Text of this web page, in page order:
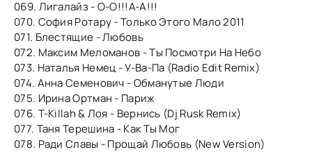
069. Лигалайз - О-О!!!А-А!!!
070. София Ротару - Только Этого Мало 2011
071. Блестящие - Любовь
072. Максим Меломанов - Ты Посмотри На Небо
073. Наталья Немец - У-Ва-Па (Radio Edit Remix)
074. Анна Семенович - Обманутые Люди
075. Ирина Ортман - Париж
076. T-Killah & Лоя - Вернись (Dj Rusk Remix)
077. Таня Терешина - Как Ты Мог
078. Ради Славы - Прощай Любовь (New Version)